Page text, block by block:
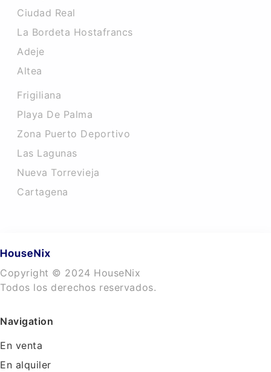
Ciudad Real
La Bordeta Hostafrancs
Adeje
Altea
Frigiliana
Playa De Palma
Zona Puerto Deportivo
Las Lagunas
Nueva Torrevieja
Cartagena
Copyright © 2024 HouseNix
Todos los derechos reservados.
Navigation
En venta
En alquiler